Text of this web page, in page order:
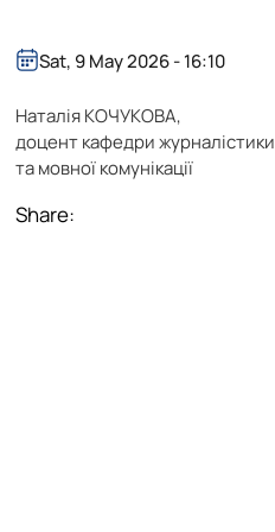
Sat, 9 May 2026 - 16:10
Наталія КОЧУКОВА,
доцент кафедри журналістики
та мовної комунікації
Share: